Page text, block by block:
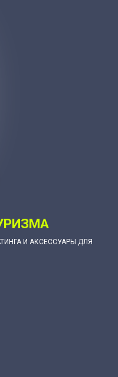
И АКСЕССУАРЫ ДЛЯ